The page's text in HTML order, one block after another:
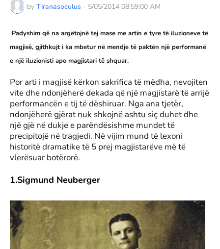
by Tiranasoculus - 5/05/2014 08:59:00 AM
Padyshim që na argëtojnë tej mase me artin e tyre të iluzioneve të
magjisë, gjithkujt i ka mbetur në mendje të paktën një performanë
e një iluzionisti apo magjistari të shquar.
Por arti i magjisë kërkon sakrifica të mëdha, nevojiten
vite dhe ndonjëherë dekada që një magjistarë të arrijë
performancën e tij të dëshiruar. Nga ana tjetër,
ndonjëherë gjërat nuk shkojnë ashtu siç duhet dhe
një gjë në dukje e parëndësishme mundet të
precipitojë në tragjedi. Në vijim mund të lexoni
historitë dramatike të 5 prej magjistarëve më të
vlerësuar botërorë.
1.Sigmund Neuberger